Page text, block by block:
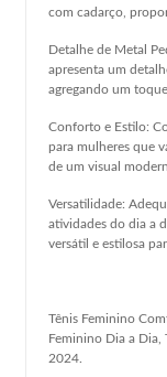
com cadarço,
Detalhe de Metal
apresenta um
agregando um
Conforto e Estilo:
para mulheres que
de um visual
Versatilidade:
atividades do dia a
versátil e estilosa
Tênis Feminino
Feminino Dia a Dia,
2024.